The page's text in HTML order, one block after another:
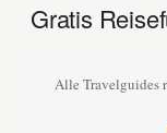
Gratis
Alle Travelguides